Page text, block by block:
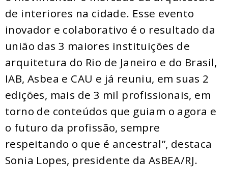
de interiores na cidade. Esse evento
inovador e colaborativo é o resultado da
união das 3 maiores instituições de
arquitetura do Rio de Janeiro e do Brasil,
IAB, Asbea e CAU e já reuniu, em suas 2
edições, mais de 3 mil profissionais, em
torno de conteúdos que guiam o agora e
o futuro da profissão, sempre
respeitando o que é ancestral”, destaca
Sonia Lopes, presidente da AsBEA/RJ.